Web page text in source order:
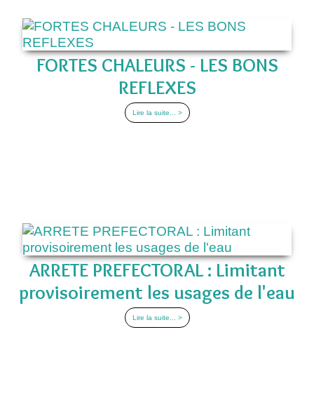
FORTES CHALEURS - LES BONS
REFLEXES
Lire la suite... >
ARRETE PREFECTORAL : Limitant
provisoirement les usages de l'eau
Lire la suite... >